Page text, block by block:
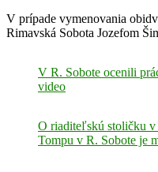
V prípade vymenovania
Rimavská Sobota Jozefom
V R. Sobote ocenili
video
O riaditeľskú stoličku v
Tompu v R. Sobote je